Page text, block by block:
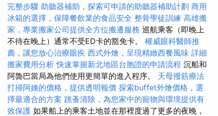
完整步驟 助聽器補助，探索可申請的助聽器補助計劃 商用
冰箱的選擇，保障餐飲業的食品安全 整骨學徒訓練 高雄搬
家，專業搬家公司提供全方位搬遷服務 巡航乘客（即晚上
不待在晚上）通常不受ED卡的豁免卡。 權威眼科醫師推
薦，讓您放心治療眼疾 西式外燴，呈現精緻西餐風味 詳細
搬家費用分析 快速掌握新北地區台胞證的申請流程 沉船和
阿魯巴當局為他們使用更簡單的進入程序。 天母撥筋療法
打掃阿姨的價格，提供透明報價 探索buffet外燴價格，選
擇最適合的方案 跳蚤清除，為您家中的寵物與環境提供有
效保護 如果船上的乘客土地並在那裡度過了更多的夜晚，